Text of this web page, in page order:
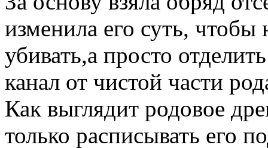
изменила его суть, чтобы
убивать,а просто
канал от чистой части
Как выглядит родовое
только расписывать его